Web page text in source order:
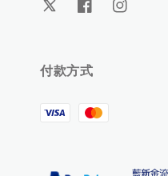
付款方式